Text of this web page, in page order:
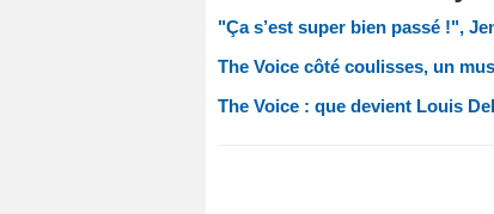
"Ça s’est super bien passé !",
The Voice côté coulisses, un
The Voice : que devient Louis